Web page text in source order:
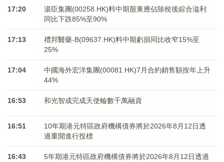
17:20
湯臣集團(00258.HK)料中期股東應佔除稅後綜合溢利
同比下跌85%至90%
17:13
禮邦醫藥-B(09637.HK)料中期虧損同比收窄15%至
25%
17:04
中國海外宏洋集團(00081.HK)7月合約銷售額按年上升
44%
16:53 和光智成完成天使輪數千萬融資
16:51
10年期港元特區政府機構債券將於2026年8月12日透
過重開進行投標
16:43
5年期港元特區政府機構債券將於2026年8月12日透過